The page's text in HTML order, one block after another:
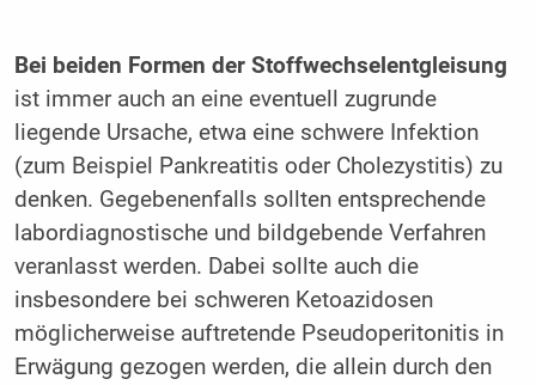
Bei beiden Formen der Stoffwechselentgleisung
ist immer auch an eine eventuell zugrunde
liegende Ursache, etwa eine schwere Infektion
(zum Beispiel Pankreatitis oder Cholezystitis) zu
denken. Gegebenenfalls sollten entsprechende
labordiagnostische und bildgebende Verfahren
veranlasst werden. Dabei sollte auch die
insbesondere bei schweren Ketoazidosen
möglicherweise auftretende Pseudoperitonitis in
Erwägung gezogen werden, die allein durch den